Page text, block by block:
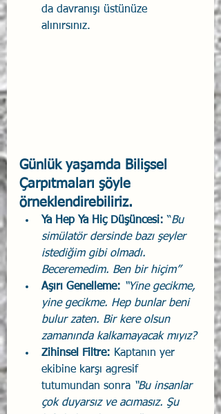
da davranışı üstünüze
alınırsınız.
Günlük yaşamda Bilişsel
Çarpıtmaları şöyle
örneklendirebiliriz.
Ya Hep Ya Hiç Düşüncesi: “Bu
simülatör dersinde bazı şeyler
istediğim gibi olmadı.
Beceremedim. Ben bir hiçim”
Aşırı Genelleme: “Yine gecikme,
yine gecikme. Hep bunlar beni
bulur zaten. Bir kere olsun
zamanında kalkamayacak mıyız?
Zihinsel Filtre: Kaptanın yer
ekibine karşı agresif
tutumundan sonra “Bu insanlar
çok duyarsız ve acımasız. Şu